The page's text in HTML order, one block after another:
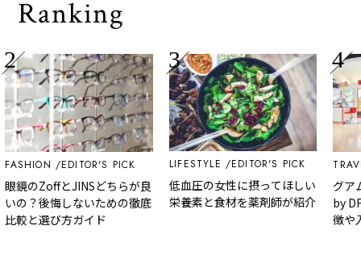
Ranking
EDITOR'S PICK
鏡のZoffとJINSどちらが良
の？後悔しないための徹底
較と選び方ガイド
LIFESTYLE EDITOR'S PICK
低血圧の女性に摂ってほしい
栄養素と食材を薬剤師が紹介
TRAVEL
グア
by
徴や